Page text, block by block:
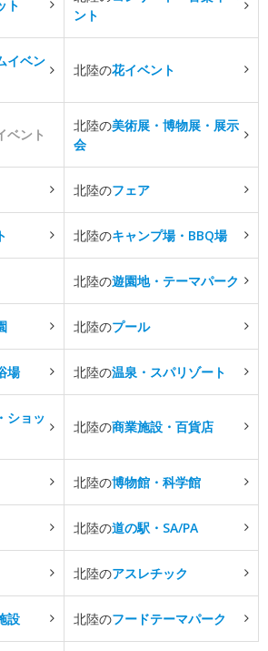
ト
ント
イベン
北陸の花イベント
ベント
北陸の美術展・博物展・展示
会
北陸のフェア
北陸のキャンプ場・BBQ場
北陸の遊園地・テーマパーク
北陸のプール
場 北陸の温泉・スパリゾート
ショッ
北陸の商業施設・百貨店
北陸の博物館・科学館
北陸の道の駅・SA/PA
北陸のアスレチック
設 北陸のフードテーマパーク